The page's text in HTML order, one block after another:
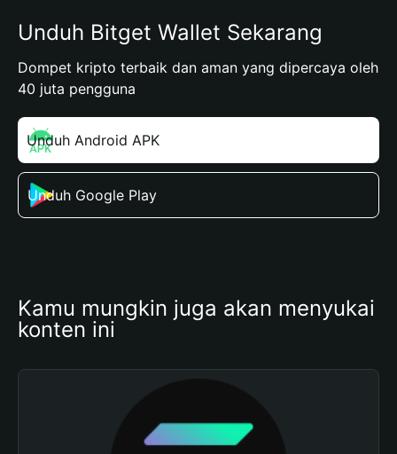
Unduh Bitget Wallet Sekarang
Dompet kripto terbaik dan aman yang dipercaya oleh
40 juta pengguna
Unduh Android APK
Unduh Google Play
Kamu mungkin juga akan menyukai
konten ini